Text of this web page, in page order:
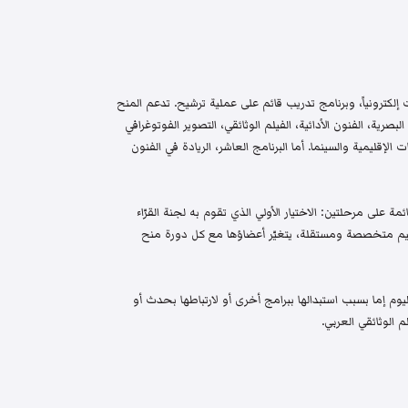
وبرنامج تدريب قائم على عملية ترشيح. تدعم المنح
الفنون الأدائية، الفيلم الوثائقي، التصوير الفوتوغرافي
والسينما. أما البرنامج العاشر، الريادة في الفنون
قائمة على مرحلتين: الاختيار الأولي الذي تقوم به لجنة القرّاء
متخصصة ومستقلة، يتغيّر أعضاؤها مع كل دورة منح
إما بسبب استبدالها ببرامج أخرى أو لارتباطها بحدث أو
الوثائقي العربي.